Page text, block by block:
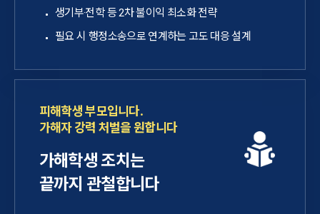
생기부·전학 등 2차 불이익 최소화 전략
필요 시 행정소송으로 연계하는 고도 대응 설계
피해학생 부모입니다.
가해자 강력 처벌을 원합니다
가해학생 조치는
끝까지 관철합니다